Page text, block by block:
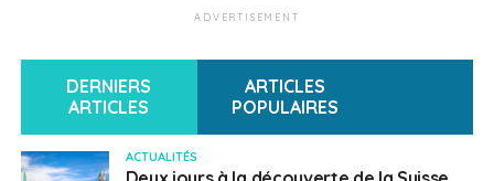
ADVERTISEMENT
DERNIERS
ARTICLES
ARTICLES
POPULAIRES
ACTUALITÉS